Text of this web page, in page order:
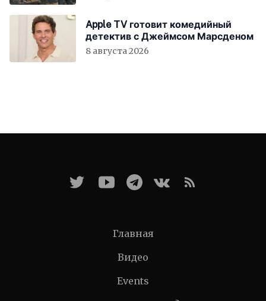
Apple TV готовит комедийный
детектив с Джеймсом Марсденом
8 августа 2026
Главная
Видео
Events